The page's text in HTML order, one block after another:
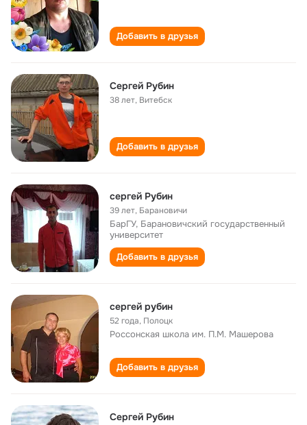
Добавить в друзья
Сергей Рубин
38 лет, Витебск
Добавить в друзья
сергей Рубин
39 лет, Барановичи
БарГУ, Барановичский государственный
университет
Добавить в друзья
сергей рубин
52 года, Полоцк
Россонская школа им. П.М. Машерова
Добавить в друзья
Сергей Рубин